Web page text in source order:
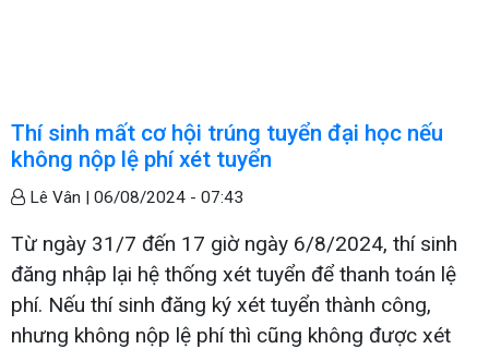
Thí sinh mất cơ hội trúng tuyển đại học nếu
không nộp lệ phí xét tuyển
Lê Vân | 06/08/2024 - 07:43
Từ ngày 31/7 đến 17 giờ ngày 6/8/2024, thí sinh
đăng nhập lại hệ thống xét tuyển để thanh toán lệ
phí. Nếu thí sinh đăng ký xét tuyển thành công,
nhưng không nộp lệ phí thì cũng không được xét